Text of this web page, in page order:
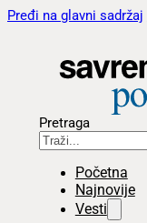
Pređi na glavni sadržaj
Pretraga
Početna
Najnovije
Vesti